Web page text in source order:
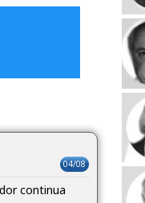
04/08
continua